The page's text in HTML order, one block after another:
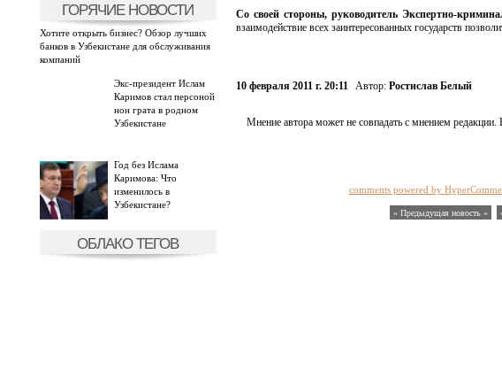
ГОРЯЧИЕ НОВОСТИ
Хотите открыть бизнес? Обзор лучших
банков в Узбекистане для обслуживания
компаний
Экс-президент Ислам
Каримов стал персоной
нон грата в родном
Узбекистане
Год без Ислама
Каримова: Что
изменилось в
Узбекистане?
ОБЛАКО ТЕГОВ
Со своей стороны, руководитель Экспертно-
взаимодействие всех заинтересованных государств
10 февраля 2011 г. 20:11 Автор: Ростислав Белый
Мнение автора может не совпадать с мнением
comments powered by
« Предыдущая новость «